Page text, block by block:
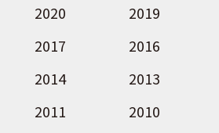
2020
2019
2017
2016
2014
2013
2011
2010